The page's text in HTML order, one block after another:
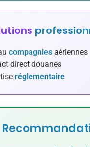
compagnies aériennes
direct douanes
réglementaire